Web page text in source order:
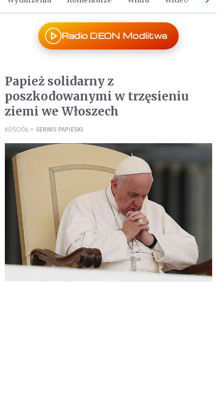
Radio DEON Modlitwa
Papież solidarny z
poszkodowanymi w trzęsieniu
ziemi we Włoszech
KOŚCIÓŁ SERWIS PAPIESKI